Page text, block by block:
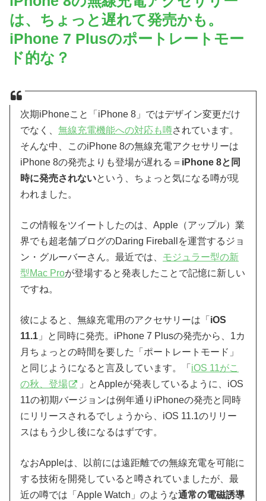
は、ちょっと遅れて発売かも。
iPhone 7 Plusのポートレートモー
ド的な？
次期iPhoneこと「iPhone 8」ではデザイン変更だけ
でなく、無線充電機能への対応も噂されています。
そんな中、このiPhone 8の無線充電アクセサリーは
iPhone 8の発売よりも登場が遅れる＝ iPhone 8と同
時に発売されないという、ちょっと気になる噂が現
われました。
この情報をツイートしたのは、Apple（アップル）業
界でも超老舗ブログのDaring Fireballを運営するジョ
ン・グルーバーさん。最近では、 モジュラー型の新
型Mac Proが登場すると発表したことで記憶に新しい
ですね。
彼によると、無線充電用のアクセサリーは「 iOS
11.1 」と同時に発売。iPhone 7 Plusの発売から、1カ
月ちょっとの時間を要した「ポートレートモード」
と同じようになると言及しています。「 iOS 11がこ
の秋、登場
」とAppleが発表しているように、iOS
11の初期バージョンは例年通りiPhoneの発売と同時
にリリースされるでしょうから、iOS 11.1のリリー
スはもう少し後になるはずです。
なおAppleは、以前には遠距離での無線充電を可能に
する技術を開発していると噂されていましたが、最
近の噂では「Apple Watch」のような通常の電磁誘導